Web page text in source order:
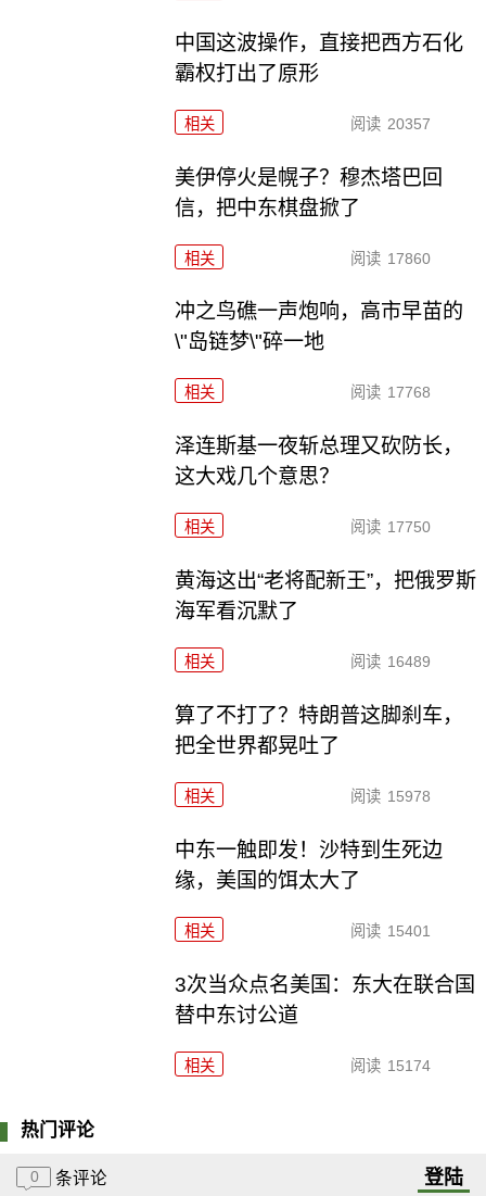
中国这波操作，直接把西方石化
霸权打出了原形
相关 阅读 20357
美伊停火是幌子？穆杰塔巴回
信，把中东棋盘掀了
相关 阅读 17860
冲之鸟礁一声炮响，高市早苗的
\"岛链梦\"碎一地
相关 阅读 17768
泽连斯基一夜斩总理又砍防长，
这大戏几个意思？
相关 阅读 17750
黄海这出“老将配新王”，把俄罗斯
海军看沉默了
相关 阅读 16489
算了不打了？特朗普这脚刹车，
把全世界都晃吐了
相关 阅读 15978
中东一触即发！沙特到生死边
缘，美国的饵太大了
相关 阅读 15401
3次当众点名美国：东大在联合国
替中东讨公道
相关 阅读 15174
热门评论
0 条评论 登陆